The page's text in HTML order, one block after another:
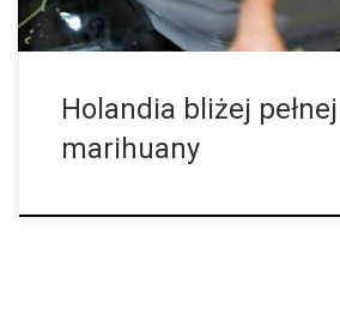
Holandia bliżej
marihuany